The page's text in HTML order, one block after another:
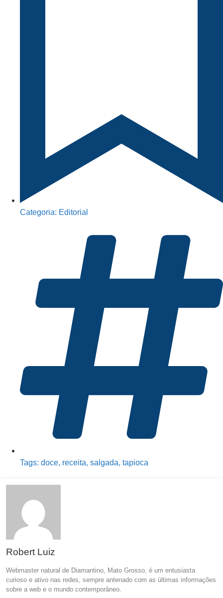
Categoria: Editorial
Tags: doce, receita, salgada, tapioca
Robert Luiz
Webmaster natural de Diamantino, Mato Grosso, é um entusiasta
curioso e ativo nas redes, sempre antenado com as últimas informações
sobre a web e o mundo contemporâneo.